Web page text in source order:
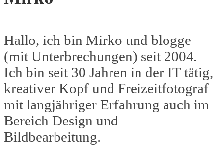
Hallo, ich bin Mirko und blogge
(mit Unterbrechungen) seit 2004.
Ich bin seit 30 Jahren in der IT tätig,
kreativer Kopf und Freizeitfotograf
mit langjähriger Erfahrung auch im
Bereich Design und
Bildbearbeitung.